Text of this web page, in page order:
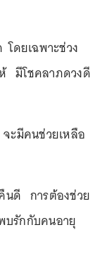
ดยเฉพาะช่วง
มีโชคลาภดวงดี
ะมีคนช่วยเหลือ
ดี การต้องช่วย
รักกับคนอายุ